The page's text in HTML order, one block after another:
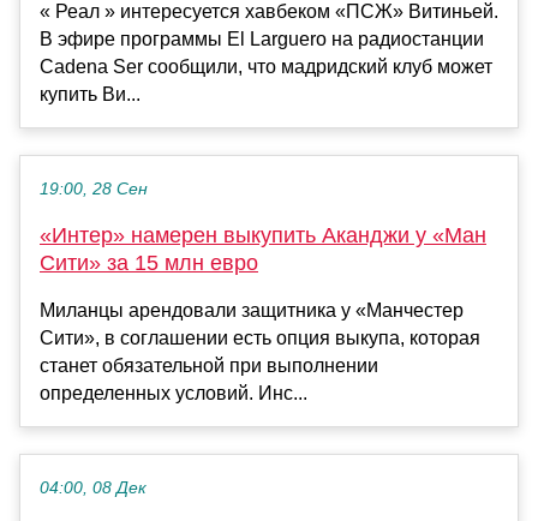
« Реал » интересуется хавбеком «ПСЖ» Витиньей.
В эфире программы El Larguero на радиостанции
Cadena Ser сообщили, что мадридский клуб может
купить Ви...
19:00, 28 Сен
«Интер» намерен выкупить Аканджи у «Ман
Сити» за 15 млн евро
Миланцы арендовали защитника у «Манчестер
Сити», в соглашении есть опция выкупа, которая
станет обязательной при выполнении
определенных условий. Инс...
04:00, 08 Дек